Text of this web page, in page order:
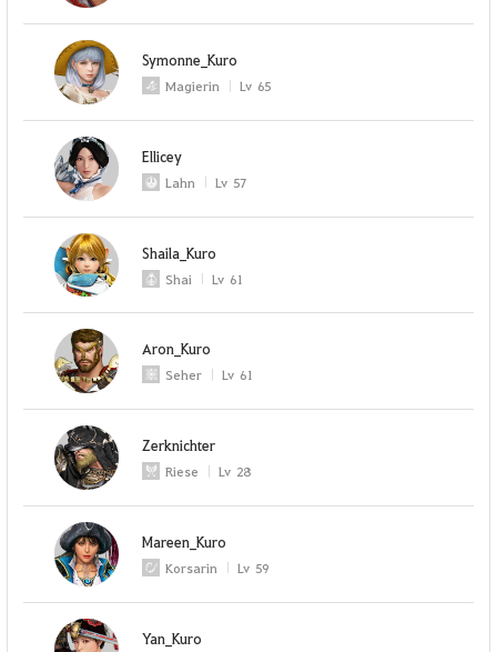
Symonne_Kuro
Magierin Lv 65
Ellicey
Lahn Lv 57
Shaila_Kuro
Shai Lv 61
Aron_Kuro
Seher Lv 61
Zerknichter
Riese Lv 28
Mareen_Kuro
Korsarin Lv 59
Yan_Kuro